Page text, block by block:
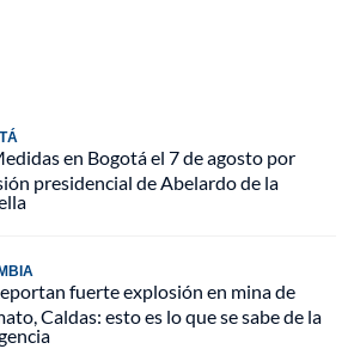
en Bogotá el 7 de agosto por
presidencial de Abelardo de la
fuerte explosión en mina de
Caldas: esto es lo que se sabe de la